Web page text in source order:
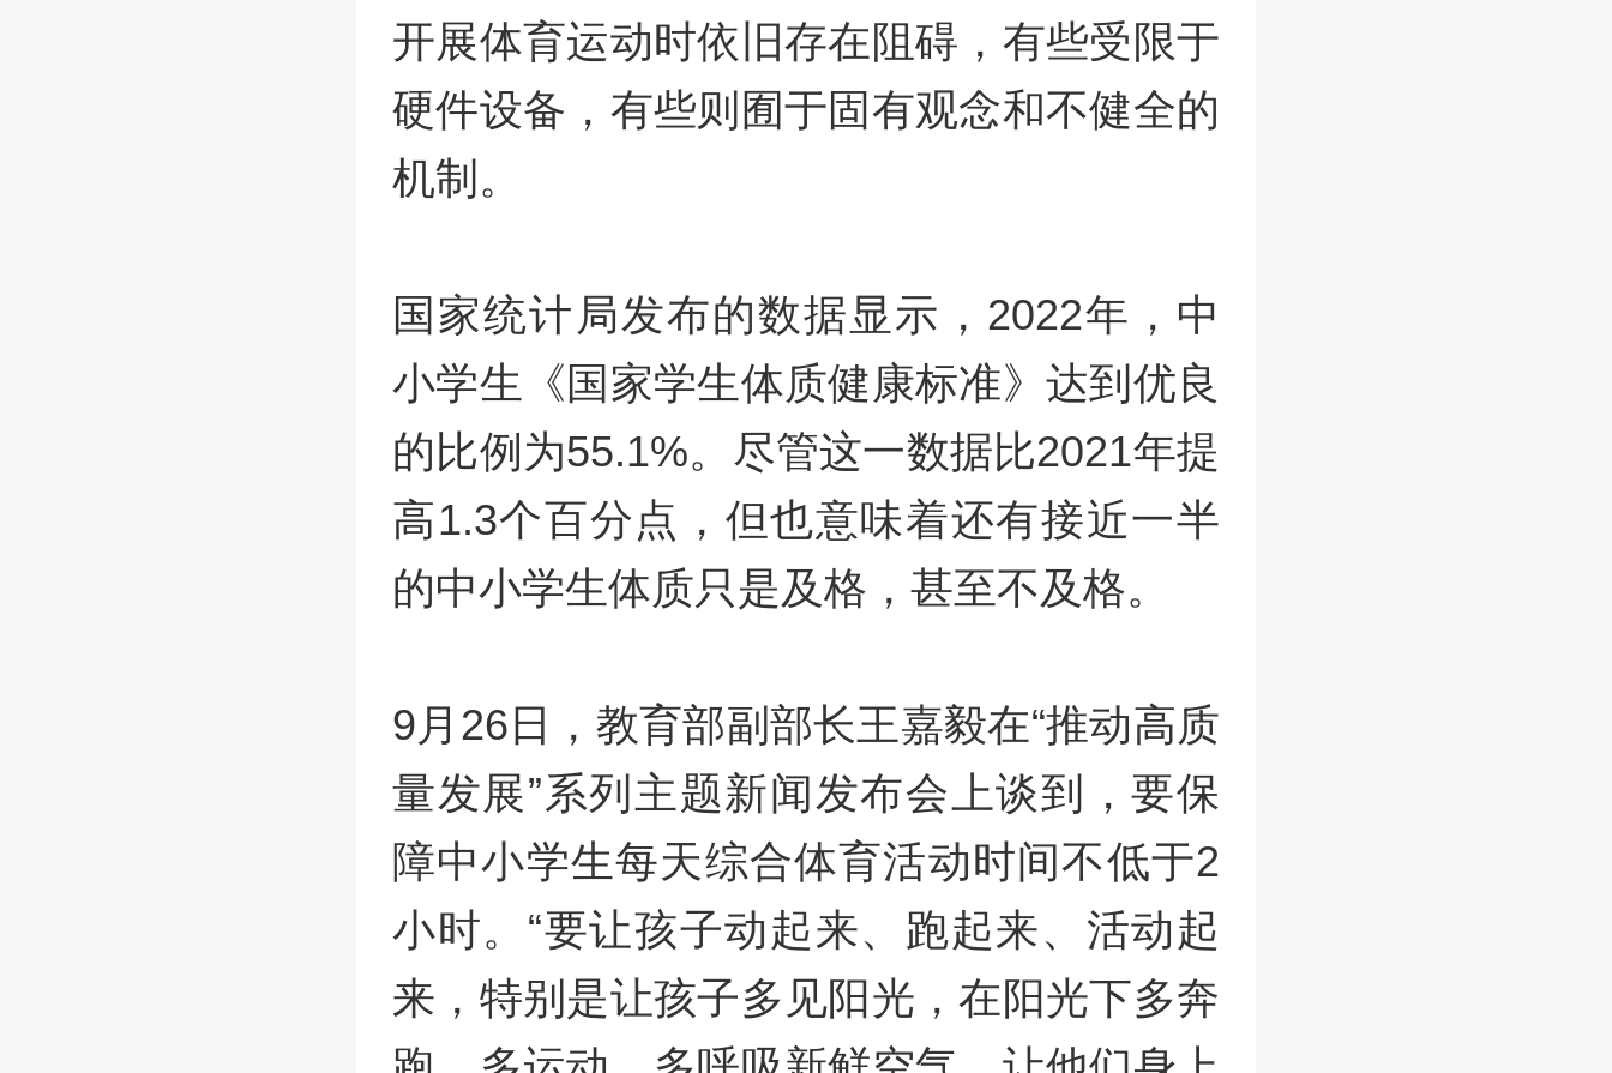
开展体育运动时依旧存在阻碍，有些受限于
硬件设备，有些则囿于固有观念和不健全的
机制。
国家统计局发布的数据显示，2022年，中
小学生《国家学生体质健康标准》达到优良
的比例为55.1%。尽管这一数据比2021年提
高1.3个百分点，但也意味着还有接近一半
的中小学生体质只是及格，甚至不及格。
9月26日，教育部副部长王嘉毅在“推动高质
量发展”系列主题新闻发布会上谈到，要保
障中小学生每天综合体育活动时间不低于2
小时。“要让孩子动起来、跑起来、活动起
来，特别是让孩子多见阳光，在阳光下多奔